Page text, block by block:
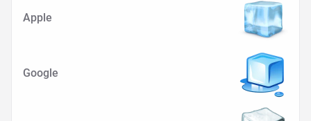
Apple
Google